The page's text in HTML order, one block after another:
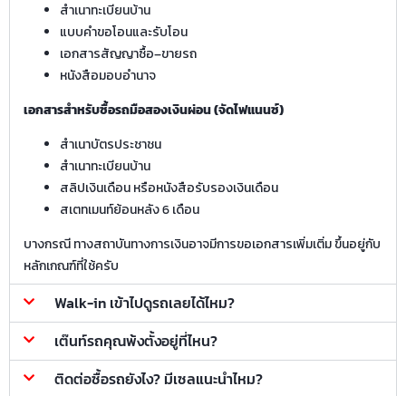
สำเนาทะเบียนบ้าน
แบบคำขอโอนและรับโอน
เอกสารสัญญาซื้อ–ขายรถ
หนังสือมอบอำนาจ
เอกสารสำหรับซื้อรถมือสองเงินผ่อน (จัดไฟแนนซ์)
สำเนาบัตรประชาชน
สำเนาทะเบียนบ้าน
สลิปเงินเดือน หรือหนังสือรับรองเงินเดือน
สเตทเมนท์ย้อนหลัง 6 เดือน
บางกรณี ทางสถาบันทางการเงินอาจมีการขอเอกสารเพิ่มเติ่ม ขึ้นอยู่กับ
หลักเกณฑ์ที่ใช้ครับ
Walk-in เข้าไปดูรถเลยได้ไหม?
เต๊นท์รถคุณพ้งตั้งอยู่ที่ไหน?
ติดต่อซื้อรถยังไง? มีเซลแนะนำไหม?